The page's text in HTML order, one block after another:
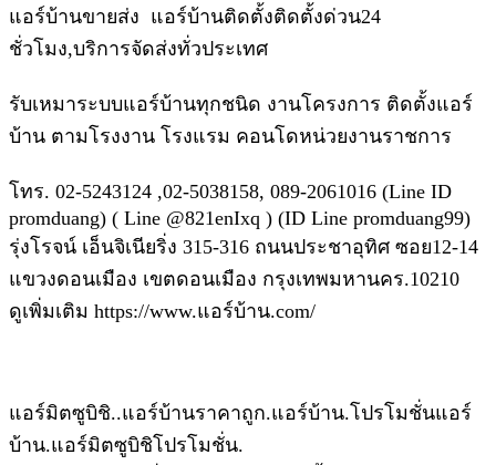
แอร์บ้านขายส่ง แอร์บ้านติดตั้งติดตั้งด่วน24
ชั่วโมง,บริการจัดส่งทั่วประเทศ
รับเหมาระบบแอร์บ้านทุกชนิด งานโครงการ ติดตั้งแอร์
บ้าน ตามโรงงาน โรงแรม คอนโดหน่วยงานราชการ
โทร. 02-5243124 ,02-5038158, 089-2061016 (Line ID
promduang) ( Line @821enIxq ) (ID Line promduang99)
รุ่งโรจน์ เอ็นจิเนียริ่ง 315-316 ถนนประชาอุทิศ ซอย12-14
แขวงดอนเมือง เขตดอนเมือง กรุงเทพมหานคร.10210
ดูเพิ่มเติม https://www.แอร์บ้าน.com/
แอร์มิตซูบิชิ..แอร์บ้านราคาถูก.แอร์บ้าน.โปรโมชั่นแอร์
บ้าน.แอร์มิตซูบิชิโปรโมชั่น.